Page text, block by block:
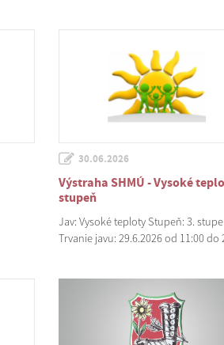
30.06.2026
Výstraha SHMÚ - Vysoké
stupeň
Jav: Vysoké teploty Stupeň: 3.
Trvanie javu: 29.6.2026 od 11:00 do